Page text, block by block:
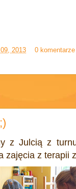
2013
0 komentarze
z Julcią z
zajęcia z terapii